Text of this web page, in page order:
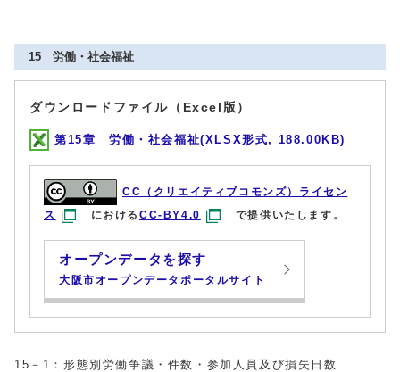
15 労働・社会福祉
ダウンロードファイル（Excel版）
第15章 労働・社会福祉(XLSX形式, 188.00KB)
CC（クリエイティブコモンズ）ライセン
ス
におけるCC-BY4.0 で提供いたします。
オープンデータを探す
大阪市オープンデータポータルサイト
15－1：形態別労働争議・件数・参加人員及び損失日数